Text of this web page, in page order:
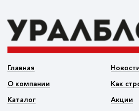
Главная
О компании
Каталог
Как
Акции